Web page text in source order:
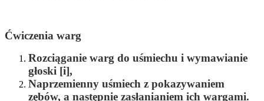
Ćwiczenia warg
Rozciąganie warg do uśmiechu i wymawianie
głoski [i],
Naprzemienny uśmiech z pokazywaniem
zębów, a następnie zasłanianiem ich wargami.